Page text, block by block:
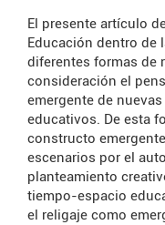
El presente artículo
Educación dentro de
diferentes formas de
consideración el
emergente de
educativos. De esta
constructo
escenarios por el
planteamiento
tiempo-espacio
el religaje como